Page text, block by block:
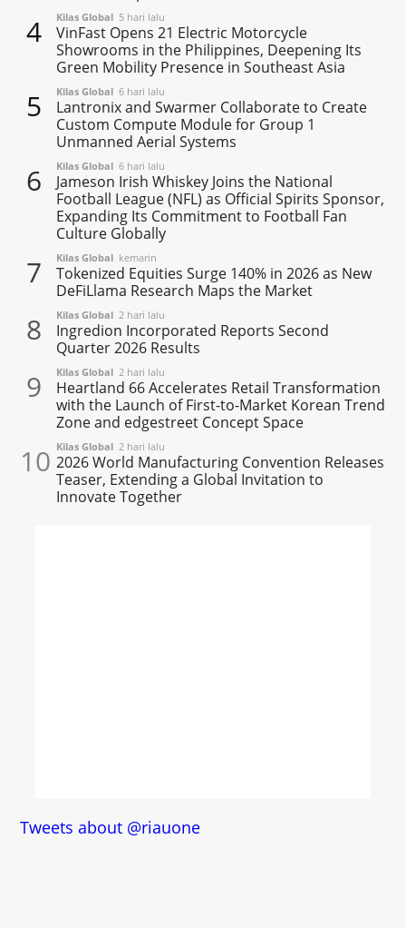
4 Kilas Global 5 hari lalu
VinFast Opens 21 Electric Motorcycle
Showrooms in the Philippines, Deepening Its
Green Mobility Presence in Southeast Asia
5 Kilas Global 6 hari lalu
Lantronix and Swarmer Collaborate to Create
Custom Compute Module for Group 1
Unmanned Aerial Systems
6 Kilas Global 6 hari lalu
Jameson Irish Whiskey Joins the National
Football League (NFL) as Official Spirits Sponsor,
Expanding Its Commitment to Football Fan
Culture Globally
7 Kilas Global kemarin
Tokenized Equities Surge 140% in 2026 as New
DeFiLlama Research Maps the Market
8 Kilas Global 2 hari lalu
Ingredion Incorporated Reports Second
Quarter 2026 Results
9 Kilas Global 2 hari lalu
Heartland 66 Accelerates Retail Transformation
with the Launch of First-to-Market Korean Trend
Zone and edgestreet Concept Space
10 Kilas Global 2 hari lalu
2026 World Manufacturing Convention Releases
Teaser, Extending a Global Invitation to
Innovate Together
Tweets about @riauone